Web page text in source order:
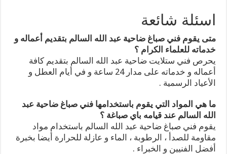
اسئلة شائعة
متى يقوم فني صباغ ضاحية عبد الله السالم بتقديم أعماله و
خدماته للعلماء الكرام ؟
يحرص فني ستلايت ضاحية عبد الله السالم بتقديم كافة
أعماله و خدماته على مدار 24 ساعة و في أيام العطل و
الأعياد الرسمية .
ما هي المواد التي يقوم باستخدامها فني صباغ ضاحية عبد
الله السالم عند قيامه باي صباغة ؟
يقوم فني صباغ ضاحية عبد الله السالم باستخدام مواد
مقاومة للصدأ ، الرطوبة ، الماء و عازلة للحرارة أيضا بخبرة
أفضل الفنيين و الخبراء .